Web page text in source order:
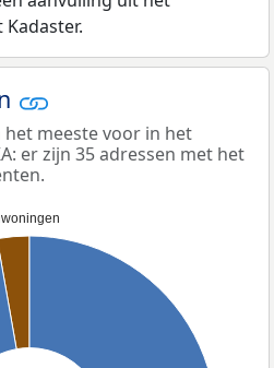
meeste voor in het
er zijn 35 adressen met het